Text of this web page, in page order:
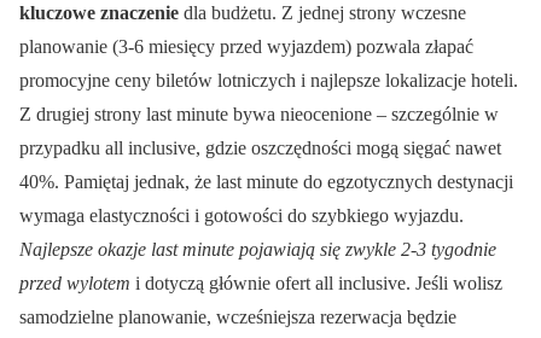
kluczowe znaczenie dla budżetu. Z jednej strony wczesne
planowanie (3-6 miesięcy przed wyjazdem) pozwala złapać
promocyjne ceny biletów lotniczych i najlepsze lokalizacje hoteli.
Z drugiej strony last minute bywa nieocenione – szczególnie w
przypadku all inclusive, gdzie oszczędności mogą sięgać nawet
40%. Pamiętaj jednak, że last minute do egzotycznych destynacji
wymaga elastyczności i gotowości do szybkiego wyjazdu.
Najlepsze okazje last minute pojawiają się zwykle 2-3 tygodnie
przed wylotem i dotyczą głównie ofert all inclusive. Jeśli wolisz
samodzielne planowanie, wcześniejsza rezerwacja będzie